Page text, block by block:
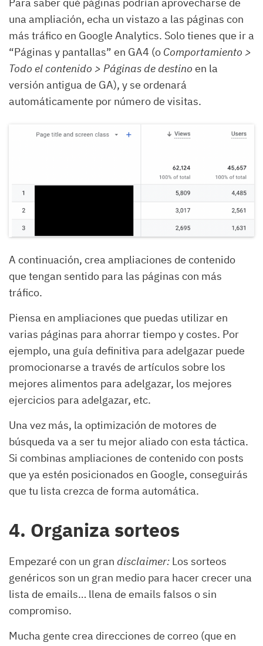
Para saber qué páginas podrían aprovecharse de
una ampliación, echa un vistazo a las páginas con
más tráfico en Google Analytics. Solo tienes que ir a
“Páginas y pantallas” en GA4 (o Comportamiento >
Todo el contenido > Páginas de destino en la
versión antigua de GA), y se ordenará
automáticamente por número de visitas.
A continuación, crea ampliaciones de contenido
que tengan sentido para las páginas con más
tráfico.
Piensa en ampliaciones que puedas utilizar en
varias páginas para ahorrar tiempo y costes. Por
ejemplo, una guía definitiva para adelgazar puede
promocionarse a través de artículos sobre los
mejores alimentos para adelgazar, los mejores
ejercicios para adelgazar, etc.
Una vez más, la optimización de motores de
búsqueda va a ser tu mejor aliado con esta táctica.
Si combinas ampliaciones de contenido con posts
que ya estén posicionados en Google, conseguirás
que tu lista crezca de forma automática.
4. Organiza sorteos
Empezaré con un gran disclaimer: Los sorteos
genéricos son un gran medio para hacer crecer una
lista de emails… llena de emails falsos o sin
compromiso.
Mucha gente crea direcciones de correo (que en